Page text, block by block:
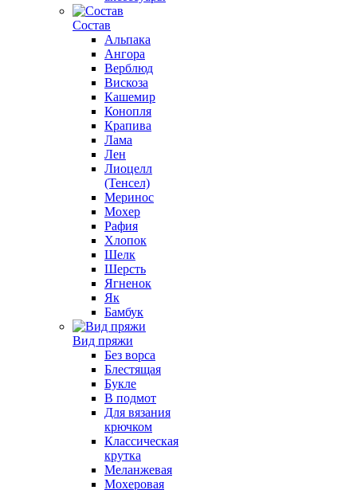
Состав
Альпака
Ангора
Верблюд
Вискоза
Кашемир
Конопля
Крапива
Лама
Лен
Лиоцелл
(Тенсел)
Меринос
Мохер
Рафия
Хлопок
Шелк
Шерсть
Ягненок
Як
Бамбук
Вид пряжи
Без ворса
Блестящая
Букле
В подмот
Для вязания
крючком
Классическая
крутка
Меланжевая
Мохеровая